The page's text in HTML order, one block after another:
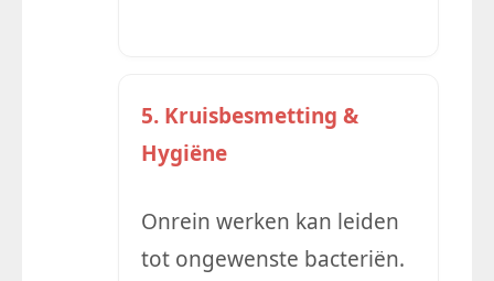
5. Kruisbesmetting &
Hygiëne
Onrein werken kan leiden
tot ongewenste bacteriën.